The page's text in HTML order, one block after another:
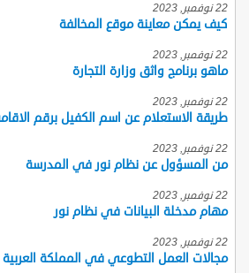
22 نوفمبر, 2023
كيف يمكن معاينة موقع المخالفة
22 نوفمبر, 2023
ماهو برنامج واثق وزارة التجارة
22 نوفمبر, 2023
طريقة الاستعلام عن اسم الكفيل برقم
22 نوفمبر, 2023
من المسؤول عن نظام نور في المدرسة
22 نوفمبر, 2023
مهام مدخلة البيانات في نظام نور
22 نوفمبر, 2023
مجالات العمل التطوعي في المملكة